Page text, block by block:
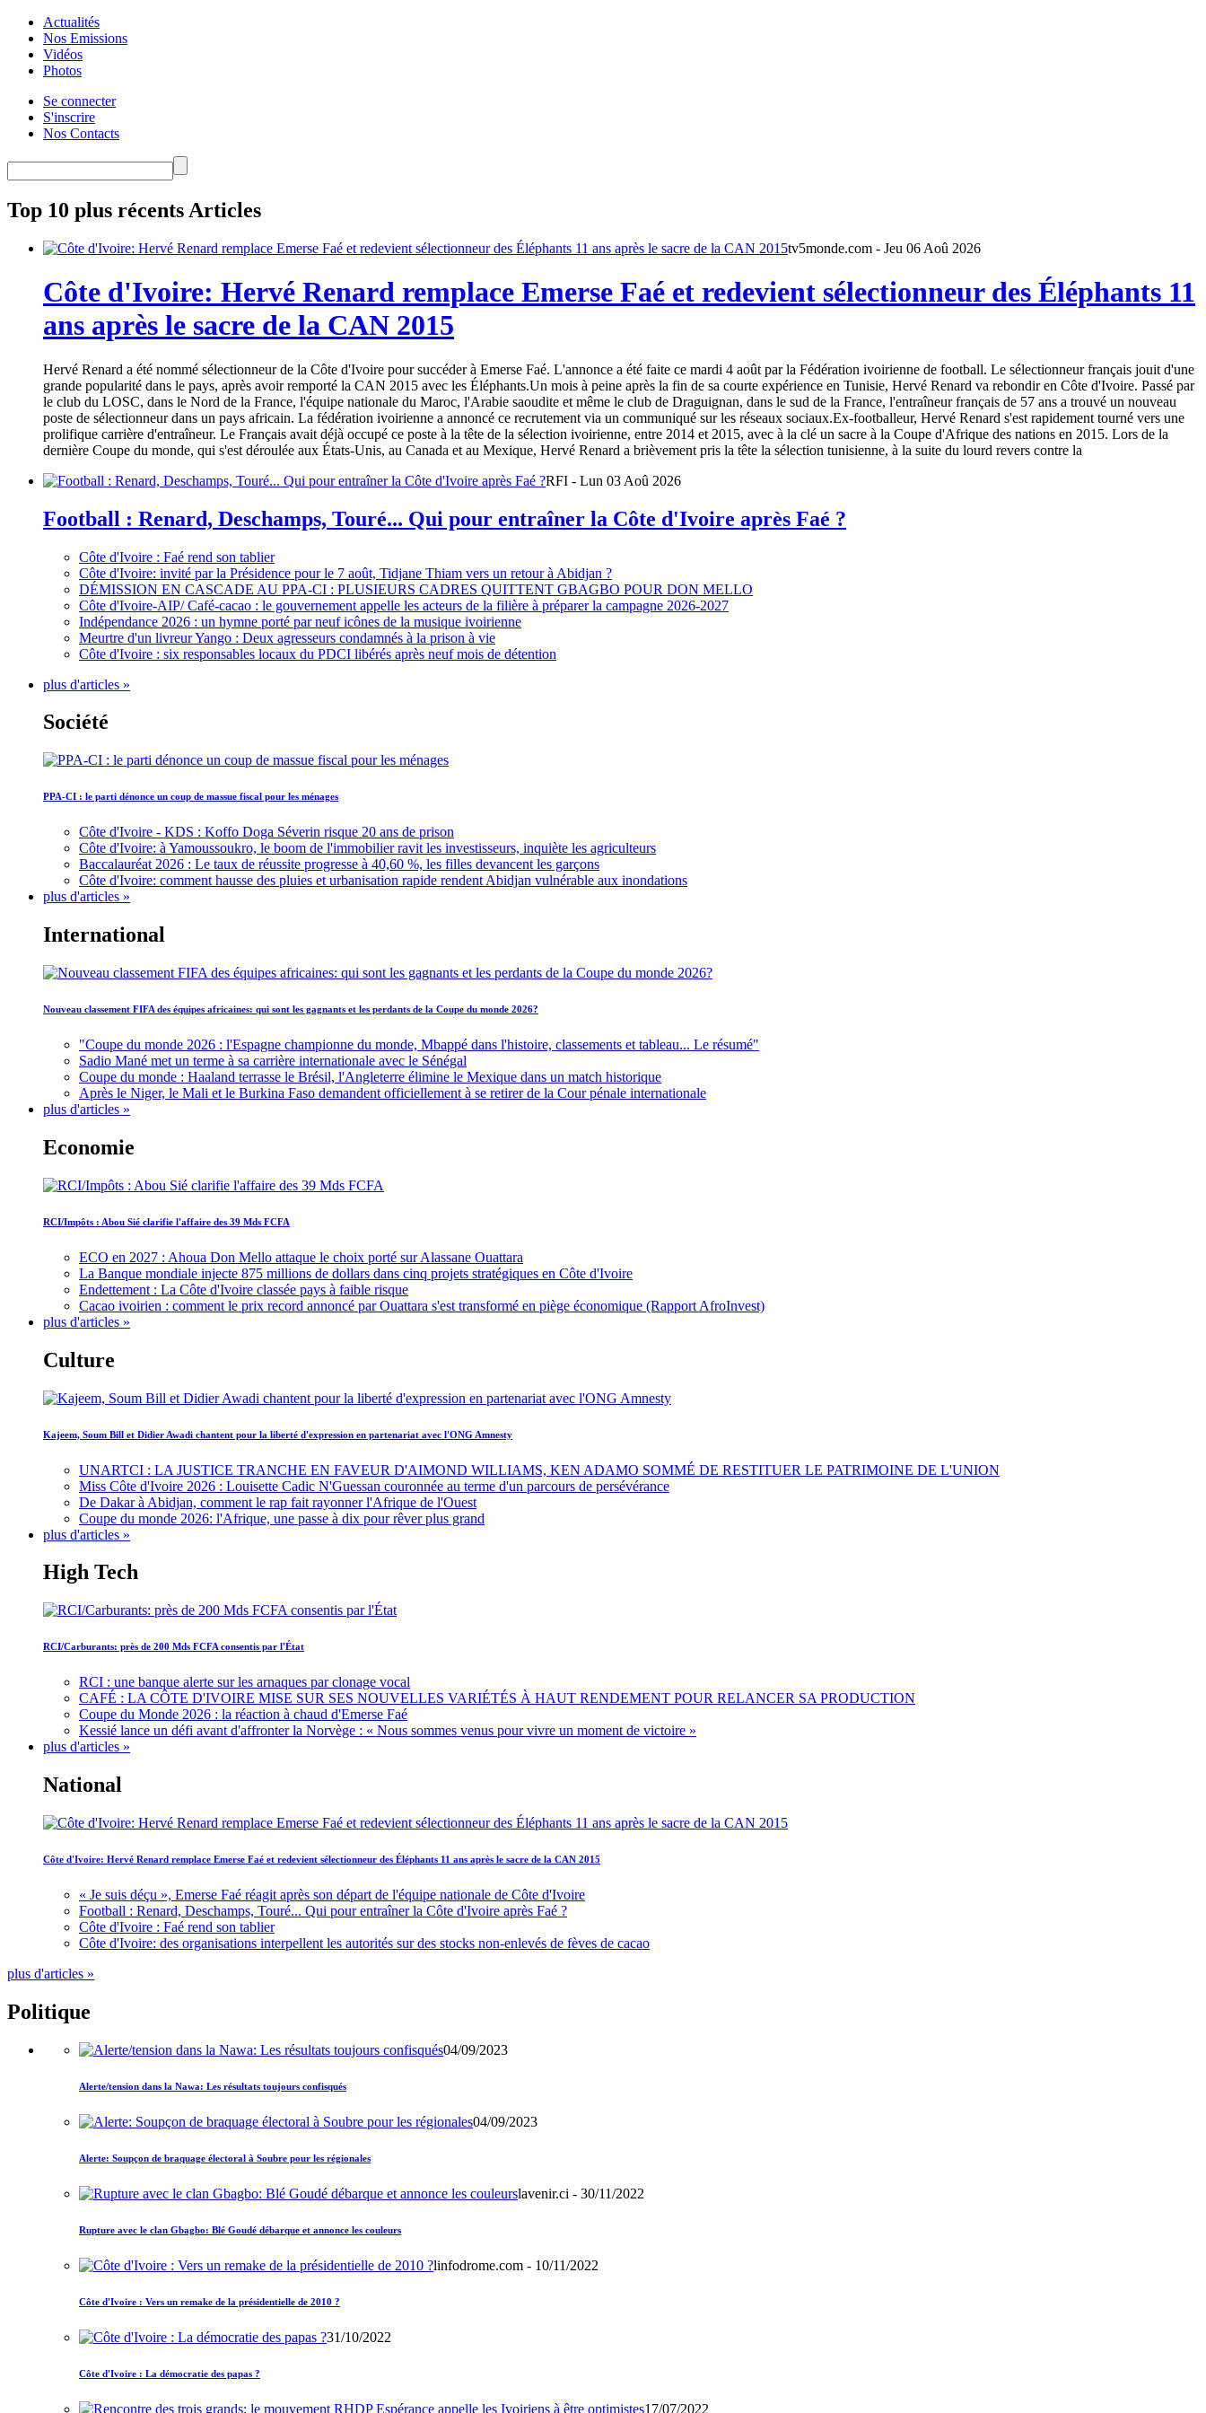
Actualités
Nos Emissions
Vidéos
Photos
Se connecter
S'inscrire
Nos Contacts
Top 10 plus récents Articles
tv5monde.com - Jeu 06 Aoû 2026
Côte d'Ivoire: Hervé Renard remplace Emerse Faé et redevient sélectionneur des Éléphants 11
ans après le sacre de la CAN 2015
Hervé Renard a été nommé sélectionneur de la Côte d'Ivoire pour succéder à Emerse Faé. L'annonce a été faite ce mardi 4 août par la Fédération ivoirienne de football. Le sélectionneur français jouit d'une
grande popularité dans le pays, après avoir remporté la CAN 2015 avec les Éléphants.Un mois à peine après la fin de sa courte expérience en Tunisie, Hervé Renard va rebondir en Côte d'Ivoire. Passé par
le club du LOSC, dans le Nord de la France, l'équipe nationale du Maroc, l'Arabie saoudite et même le club de Draguignan, dans le sud de la France, l'entraîneur français de 57 ans a trouvé un nouveau
poste de sélectionneur dans un pays africain. La fédération ivoirienne a annoncé ce recrutement via un communiqué sur les réseaux sociaux.Ex-footballeur, Hervé Renard s'est rapidement tourné vers une
prolifique carrière d'entraîneur. Le Français avait déjà occupé ce poste à la tête de la sélection ivoirienne, entre 2014 et 2015, avec à la clé un sacre à la Coupe d'Afrique des nations en 2015. Lors de la
dernière Coupe du monde, qui s'est déroulée aux États-Unis, au Canada et au Mexique, Hervé Renard a brièvement pris la tête la sélection tunisienne, à la suite du lourd revers contre la
RFI - Lun 03 Aoû 2026
Football : Renard, Deschamps, Touré... Qui pour entraîner la Côte d'Ivoire après Faé ?
Côte d'Ivoire : Faé rend son tablier
Côte d'Ivoire: invité par la Présidence pour le 7 août, Tidjane Thiam vers un retour à Abidjan ?
DÉMISSION EN CASCADE AU PPA-CI : PLUSIEURS CADRES QUITTENT GBAGBO POUR DON MELLO
Côte d'Ivoire-AIP/ Café-cacao : le gouvernement appelle les acteurs de la filière à préparer la campagne 2026-2027
Indépendance 2026 : un hymne porté par neuf icônes de la musique ivoirienne
Meurtre d'un livreur Yango : Deux agresseurs condamnés à la prison à vie
Côte d'Ivoire : six responsables locaux du PDCI libérés après neuf mois de détention
plus d'articles »
Société
PPA-CI : le parti dénonce un coup de massue fiscal pour les ménages
Côte d'Ivoire - KDS : Koffo Doga Séverin risque 20 ans de prison
Côte d'Ivoire: à Yamoussoukro, le boom de l'immobilier ravit les investisseurs, inquiète les agriculteurs
Baccalauréat 2026 : Le taux de réussite progresse à 40,60 %, les filles devancent les garçons
Côte d'Ivoire: comment hausse des pluies et urbanisation rapide rendent Abidjan vulnérable aux inondations
plus d'articles »
International
Nouveau classement FIFA des équipes africaines: qui sont les gagnants et les perdants de la Coupe du monde 2026?
"Coupe du monde 2026 : l'Espagne championne du monde, Mbappé dans l'histoire, classements et tableau... Le résumé"
Sadio Mané met un terme à sa carrière internationale avec le Sénégal
Coupe du monde : Haaland terrasse le Brésil, l'Angleterre élimine le Mexique dans un match historique
Après le Niger, le Mali et le Burkina Faso demandent officiellement à se retirer de la Cour pénale internationale
plus d'articles »
Economie
RCI/Impôts : Abou Sié clarifie l'affaire des 39 Mds FCFA
ECO en 2027 : Ahoua Don Mello attaque le choix porté sur Alassane Ouattara
La Banque mondiale injecte 875 millions de dollars dans cinq projets stratégiques en Côte d'Ivoire
Endettement : La Côte d'Ivoire classée pays à faible risque
Cacao ivoirien : comment le prix record annoncé par Ouattara s'est transformé en piège économique (Rapport AfroInvest)
plus d'articles »
Culture
Kajeem, Soum Bill et Didier Awadi chantent pour la liberté d'expression en partenariat avec l'ONG Amnesty
UNARTCI : LA JUSTICE TRANCHE EN FAVEUR D'AIMOND WILLIAMS, KEN ADAMO SOMMÉ DE RESTITUER LE PATRIMOINE DE L'UNION
Miss Côte d'Ivoire 2026 : Louisette Cadic N'Guessan couronnée au terme d'un parcours de persévérance
De Dakar à Abidjan, comment le rap fait rayonner l'Afrique de l'Ouest
Coupe du monde 2026: l'Afrique, une passe à dix pour rêver plus grand
plus d'articles »
High Tech
RCI/Carburants: près de 200 Mds FCFA consentis par l'État
RCI : une banque alerte sur les arnaques par clonage vocal
CAFÉ : LA CÔTE D'IVOIRE MISE SUR SES NOUVELLES VARIÉTÉS À HAUT RENDEMENT POUR RELANCER SA PRODUCTION
Coupe du Monde 2026 : la réaction à chaud d'Emerse Faé
Kessié lance un défi avant d'affronter la Norvège : « Nous sommes venus pour vivre un moment de victoire »
plus d'articles »
National
Côte d'Ivoire: Hervé Renard remplace Emerse Faé et redevient sélectionneur des Éléphants 11 ans après le sacre de la CAN 2015
« Je suis déçu », Emerse Faé réagit après son départ de l'équipe nationale de Côte d'Ivoire
Football : Renard, Deschamps, Touré... Qui pour entraîner la Côte d'Ivoire après Faé ?
Côte d'Ivoire : Faé rend son tablier
Côte d'Ivoire: des organisations interpellent les autorités sur des stocks non-enlevés de fèves de cacao
plus d'articles »
Politique
04/09/2023
Alerte/tension dans la Nawa: Les résultats toujours confisqués
04/09/2023
Alerte: Soupçon de braquage électoral à Soubre pour les régionales
lavenir.ci - 30/11/2022
Rupture avec le clan Gbagbo: Blé Goudé débarque et annonce les couleurs
linfodrome.com - 10/11/2022
Côte d'Ivoire : Vers un remake de la présidentielle de 2010 ?
31/10/2022
Côte d'Ivoire : La démocratie des papas ?
17/07/2022